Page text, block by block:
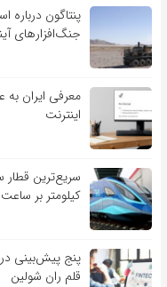
پنتاگون
جنگ‌افزارهای
معرفی ایران
اینترنت
کیلومتر بر
قلم ران شولین